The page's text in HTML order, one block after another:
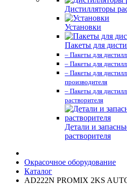
Дистилляторы
Установки
Пакеты для
– Пакеты для
– Пакеты для
– Пакеты для
производителя
– Пакеты для
растворителя
Детали и
растворителя
Окрасочное оборудование
Каталог
AD222N PROMIX 2KS